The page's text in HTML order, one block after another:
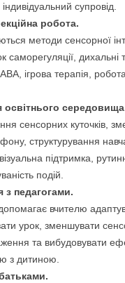
супровід.
робота.
методи сенсорної
саморегуляції, дихальні
ігрова терапія,
освітнього
сенсорних куточків,
структурування
підтримка,
подій.
з педагогами.
вчителю
урок, зменшувати
та вибудовувати
з дитиною.